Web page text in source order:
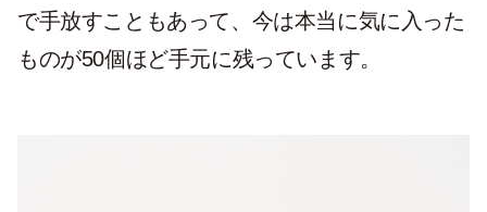
で手放すこともあって、今は本当に気に入った
ものが50個ほど手元に残っています。